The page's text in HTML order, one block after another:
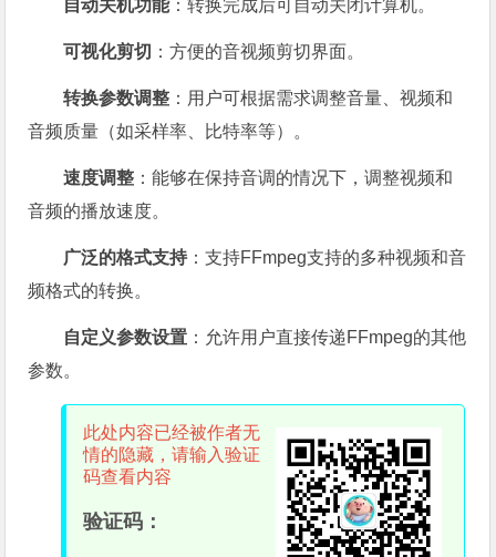
自动关机功能：转换完成后可自动关闭计算机。
可视化剪切 ：方便的音视频剪切界面。
转换参数调整 ：用户可根据需求调整音量、视频和
音频质量（如采样率、比特率等）。
速度调整 ：能够在保持音调的情况下，调整视频和
音频的播放速度。
广泛的格式支持 ：支持FFmpeg支持的多种视频和音
频格式的转换。
自定义参数设置 ：允许用户直接传递FFmpeg的其他
参数。
此处内容已经被作者无
情的隐藏，请输入验证
码查看内容
验证码：